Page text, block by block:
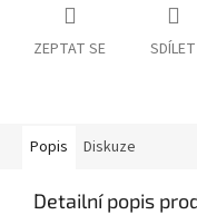
ZEPTAT SE SDÍLET
Popis Diskuze
Detailní popis